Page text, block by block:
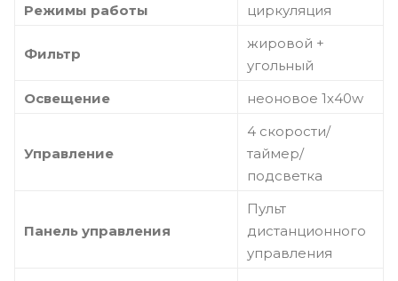
Режимы работы
циркуляция
Фильтр
жировой +
угольный
Освещение
неоновое 1х40w
Управление
4 скорости/
таймер/
подсветка
Панель управления
Пульт
дистанционного
управления